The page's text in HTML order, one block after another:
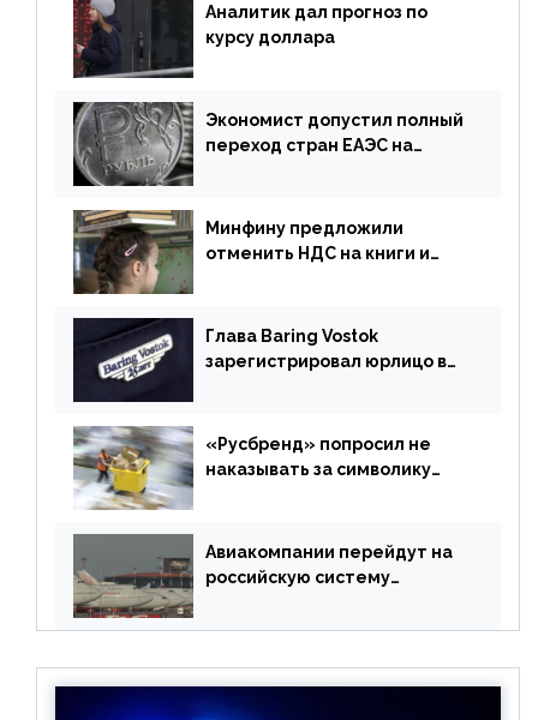
Аналитик дал прогноз по
курсу доллара
Экономист допустил полный
переход стран ЕАЭС на
Минфину предложили
отменить НДС на книги и
Глава Baring Vostok
зарегистрировал юрлицо в
«Русбренд» попросил не
наказывать за символику
Авиакомпании перейдут на
российскую систему